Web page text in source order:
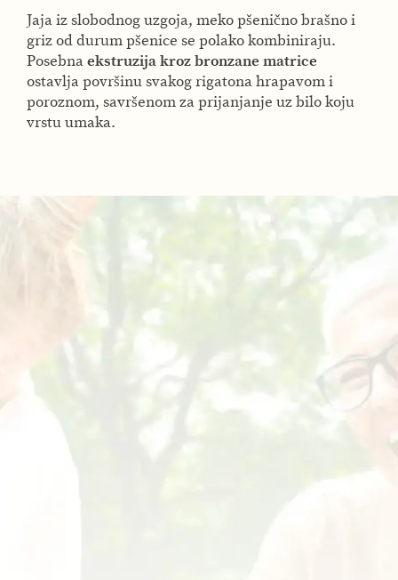
Jaja iz slobodnog uzgoja, meko pšenično brašno i
griz od durum pšenice se polako kombiniraju.
Posebnaekstruzija kroz bronzane matrice
ostavlja površinu svakog rigatona hrapavom i
poroznom, savršenom za prijanjanje uz bilo koju
vrstu umaka.